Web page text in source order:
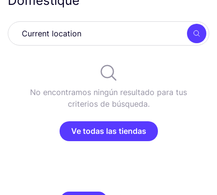
No encontramos ningún resultado para tus
criterios de búsqueda.
Ve todas las tiendas